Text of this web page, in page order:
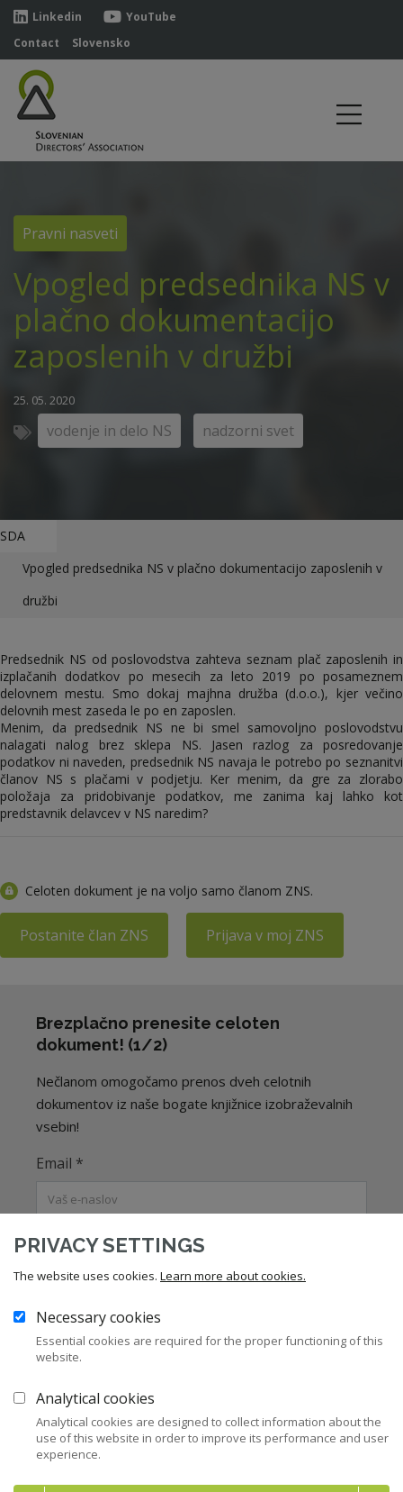
Linkedin
YouTube
Contact
Slovensko
Pravni nasveti
Vpogled predsednika NS v
plačno dokumentacijo
zaposlenih v družbi
25. 05. 2020
vodenje in delo NS nadzorni svet
SDA
Vpogled predsednika NS v plačno dokumentacijo zaposlenih v
družbi
Predsednik NS od poslovodstva zahteva seznam plač zaposlenih in
izplačanih dodatkov po mesecih za leto 2019 po posameznem
delovnem mestu. Smo dokaj majhna družba (d.o.o.), kjer večino
delovnih mest zaseda le po en zaposlen.
Menim, da predsednik NS ne bi smel samovoljno poslovodstvu
nalagati nalog brez sklepa NS. Jasen razlog za posredovanje
podatkov ni naveden, predsednik NS navaja le potrebo po seznanitvi
članov NS s plačami v podjetju. Ker menim, da gre za zlorabo
položaja za pridobivanje podatkov, me zanima kaj lahko kot
predstavnik delavcev v NS naredim?
Celoten dokument je na voljo samo članom ZNS.
Postanite član ZNS Prijava v moj ZNS
Brezplačno prenesite celoten
dokument! (1/2)
Nečlanom omogočamo prenos dveh celotnih
dokumentov iz naše bogate knjižnice izobraževalnih
vsebin!
Email *
Prenesi dokument
ZNS.
Zakonodaja
Priporočila in kodeksi 43
PRIVACY SETTINGS
The website uses cookies. Learn more about cookies.
Necessary cookies
Essential cookies are required for the proper functioning of this
website.
Analytical cookies
Analytical cookies are designed to collect information about the
use of this website in order to improve its performance and user
experience.